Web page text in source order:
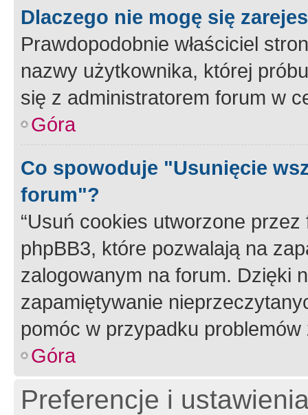
Dlaczego nie mogę się
Prawdopodobnie właściciel
nazwy użytkownika, której
się z administratorem forum w
Góra
Co spowoduje "Usunięcie
forum"?
“Usuń cookies utworzone
phpBB3, które pozwalają na
zalogowanym na forum. Dzięki
zapamiętywanie
pomóc w przypadku
Góra
Preferencje i